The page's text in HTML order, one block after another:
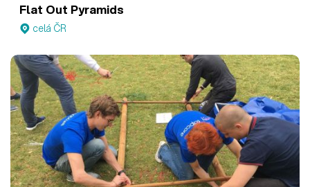
Flat Out Pyramids
celá ČR